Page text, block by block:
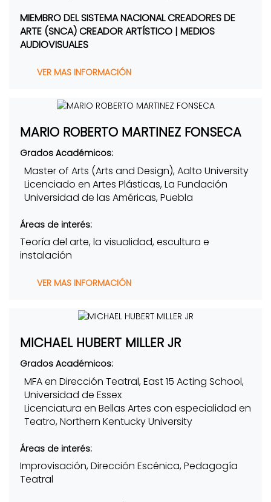
MIEMBRO DEL SISTEMA NACIONAL CREADORES DE
ARTE (SNCA) CREADOR ARTÍSTICO | MEDIOS
AUDIOVISUALES
VER MAS INFORMACIÓN
MARIO ROBERTO MARTINEZ FONSECA
Grados Académicos:
Master of Arts (Arts and Design), Aalto University
Licenciado en Artes Plásticas, La Fundación
Universidad de las Américas, Puebla
Áreas de interés:
Teoría del arte, la visualidad, escultura e
instalación
VER MAS INFORMACIÓN
MICHAEL HUBERT MILLER JR
Grados Académicos:
MFA en Dirección Teatral, East 15 Acting School,
Universidad de Essex
Licenciatura en Bellas Artes con especialidad en
Teatro, Northern Kentucky University
Áreas de interés:
Improvisación, Dirección Escénica, Pedagogía
Teatral